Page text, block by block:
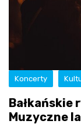
Koncerty
Bałkańskie
Muzyczne